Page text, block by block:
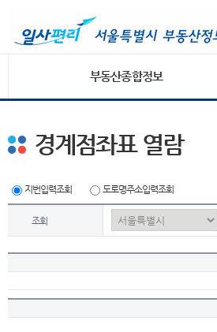
부동산종합정보
경계점좌표 열람
지번입력조회 도로명주소입력조회
조회